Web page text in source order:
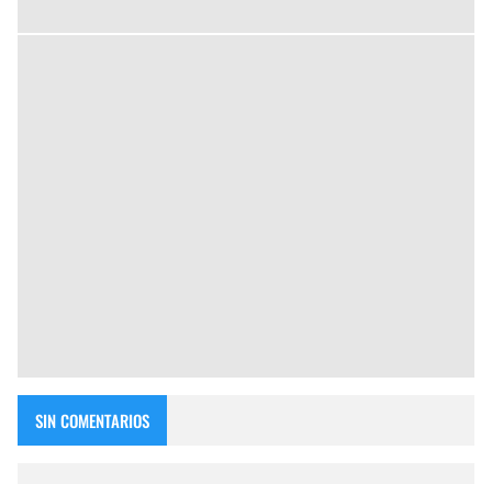
SIN COMENTARIOS